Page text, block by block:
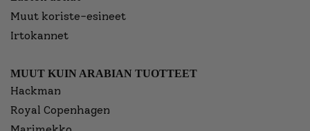
Muut koriste-esineet
Irtokannet
MUUT KUIN ARABIAN TUOTTEET
Hackman
Royal Copenhagen